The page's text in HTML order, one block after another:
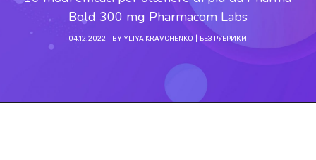
Bold 300 mg Pharmacom Labs
04.12.2022 BYYLIYA KRAVCHENKO БЕЗ РУБРИКИ